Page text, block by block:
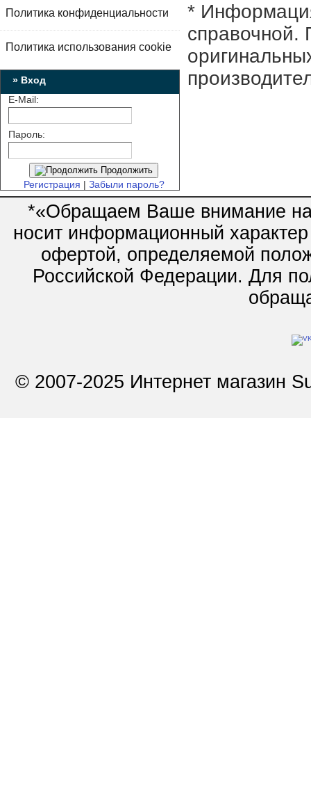
*
справочной.
Политика конфиденциальности
Политика использования cookie
» Вход
E-Mail:
Пароль:
Продолжить
Регистрация | Забыли пароль?
*«Обращаем Ваше внимание на
носит информационный
офертой, определяемой
Российской Федерации. Для
© 2007-2025 Интернет магазин